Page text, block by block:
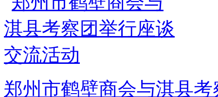
郑州市鹤壁商会与淇县